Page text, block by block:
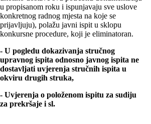
u propisanom roku i ispunjavaju sve uslove
konkretnog radnog mjesta na koje se
prijavljuju), polažu javni ispit u sklopu
konkursne procedure, koji je eliminatoran.
- U pogledu dokazivanja stručnog
upravnog ispita odnosno javnog ispita ne
dostavljati uvjerenja stručnih ispita u
okviru drugih struka,
- Uvjerenja o položenom ispitu za sudiju
za prekršaje i sl.